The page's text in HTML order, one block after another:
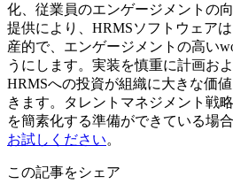
化、従業員のエンゲージメントの
提供により、HRMSソフトウェア
産的で、エンゲージメントの高い
うにします。実装を慎重に計画お
HRMSへの投資が組織に大きな価
きます。タレントマネジメント戦
を簡素化する準備ができている場合
お試しください。
この記事をシェア